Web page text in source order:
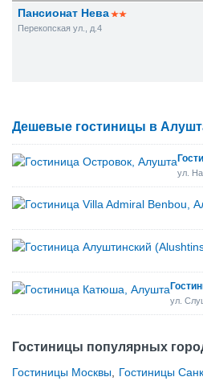
Пансионат Нева
Перекопская ул., д.4
Дешевые гостиницы в
ул.
ул.
Гостиницы популярных
Гостиницы Москвы Гостиницы